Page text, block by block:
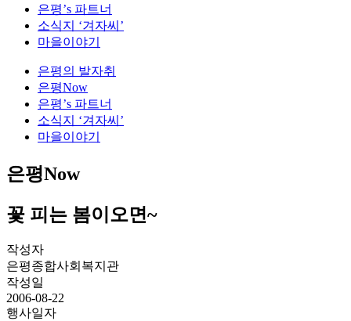
은평’s 파트너
소식지 ‘겨자씨’
마을이야기
은평의 발자취
은평Now
은평’s 파트너
소식지 ‘겨자씨’
마을이야기
은평Now
꽃 피는 봄이오면~
작성자
은평종합사회복지관
작성일
2006-08-22
행사일자